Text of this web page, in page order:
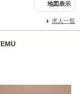
地図表示
求人一覧